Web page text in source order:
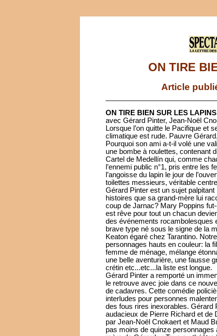
ON TIRE
Article
ON TIRE BIEN SUR LES LAPINS
avec Gérard Pinter, Jean-Noël
Lorsque l’on quitte le Pacifique et
climatique est rude. Pauvre
Pourquoi son ami a-t-il volé une
une bombe à roulettes, contenant
Cartel de Medellín qui, comme
l’ennemi public n°1, pris entre les
l’angoisse du lapin le jour de
toilettes messieurs, véritable
Gérard Pinter est un sujet
histoires que sa grand-mère lui
coup de Jarnac? Mary Poppins
est rêve pour tout un chacun
des événements rocambolesques
brave type né sous le signe de la
Keaton égaré chez Tarantino.
personnages hauts en couleur: la
femme de ménage, mélange
une belle aventurière, une fausse
crétin etc...etc...la liste est longue.
Gérard Pinter a remporté un
le retrouve avec joie dans ce
de cadavres. Cette comédie
interludes pour personnes
des fous rires inexorables. Gérard
audacieux de Pierre Richard et de
par Jean-Noël Cnokaert et Maud
pas moins de quinze